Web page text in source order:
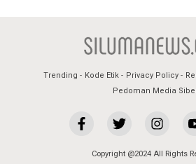
Trending Kode Etik Privacy Policy
Pedoman Media
Copyright @2024 All Rights